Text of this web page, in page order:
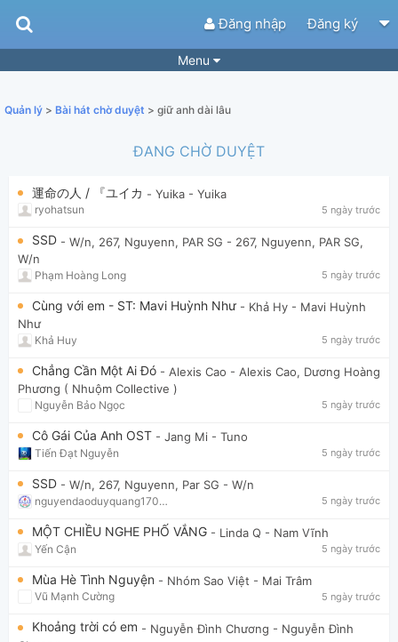
Đăng nhập Đăng ký
Menu
Tìm theo hợp âm
Tắt quảng cáo
Quản lý > Bài hát chờ duyệt > giữ anh dài lâu
ĐANG CHỜ DUYỆT
運命の人 / 『ユイカ - Yuika - Yuika
ryohatsun 5 ngày trước
SSD - W/n, 267, Nguyenn, PAR SG - 267, Nguyenn, PAR SG,
W/n
Phạm Hoàng Long 5 ngày trước
Cùng với em - ST: Mavi Huỳnh Như - Khả Hy - Mavi Huỳnh
Như
Khả Huy 5 ngày trước
Chẳng Cần Một Ai Đó - Alexis Cao - Alexis Cao, Dương Hoàng
Phương ( Nhuộm Collective )
Nguyễn Bảo Ngọc 5 ngày trước
Cô Gái Của Anh OST - Jang Mi - Tuno
Tiến Đạt Nguyễn 5 ngày trước
SSD - W/n, 267, Nguyenn, Par SG - W/n
nguyendaoduyquang17021 5 ngày trước
MỘT CHIỀU NGHE PHỐ VẮNG - Linda Q - Nam Vĩnh
Yến Cận 5 ngày trước
Mùa Hè Tình Nguyện - Nhóm Sao Việt - Mai Trâm
Vũ Mạnh Cường 5 ngày trước
Khoảng trời có em - Nguyễn Đình Chương - Nguyễn Đình